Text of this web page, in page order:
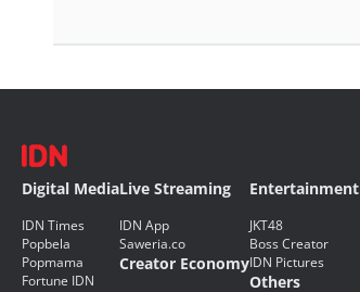
Digital Media
IDN Times
Popbela
Popmama
Fortune IDN
Live Streaming
IDN App
Saweria.co
Creator Economy
Entertainment
JKT48
Boss Creator
IDN Pictures
Others